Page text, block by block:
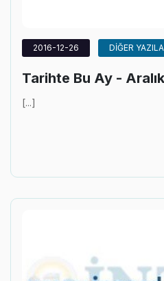
2016-12-26 DİĞER
Tarihte Bu Ay -
[...]